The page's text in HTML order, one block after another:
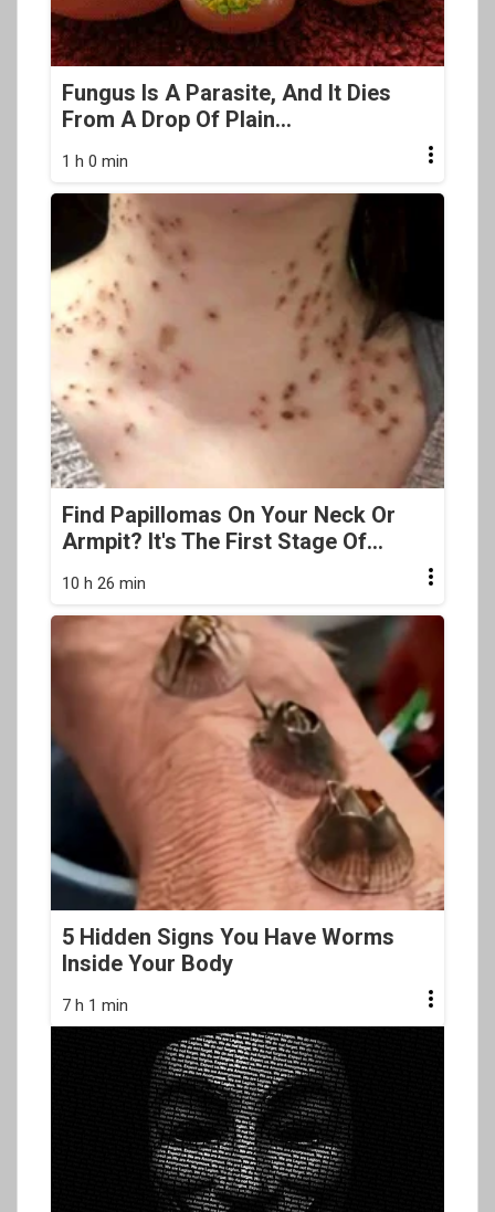
Fungus Is A Parasite, And It Dies
From A Drop Of Plain...
1 h 0 min
Find Papillomas On Your Neck Or
Armpit? It's The First Stage Of...
10 h 26 min
5 Hidden Signs You Have Worms
Inside Your Body
7 h 1 min